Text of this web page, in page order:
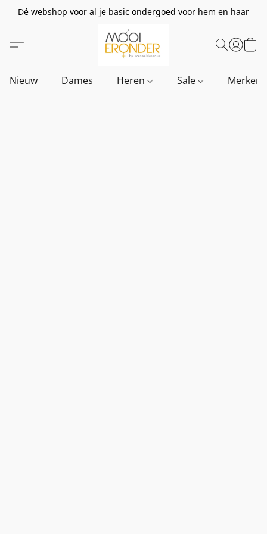
Dé webshop voor al je basic ondergoed voor hem en haar
Nieuw Dames Heren Sale Merken